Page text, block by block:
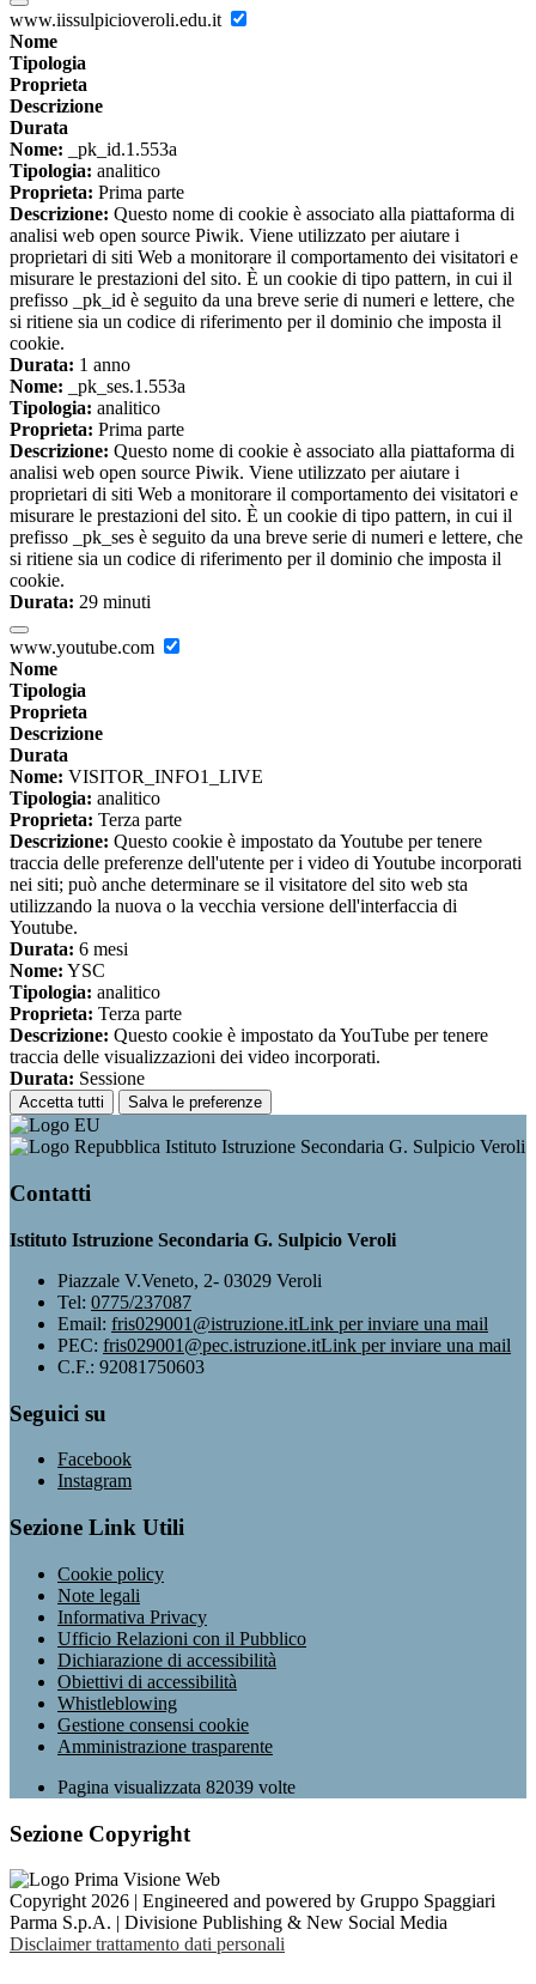
www.iissulpicioveroli.edu.it
Nome
Tipologia
Proprieta
Descrizione
Durata
Nome: _pk_id.1.553a
Tipologia: analitico
Proprieta: Prima parte
Descrizione: Questo nome di cookie è associato alla piattaforma di
analisi web open source Piwik. Viene utilizzato per aiutare i
proprietari di siti Web a monitorare il comportamento dei visitatori e
misurare le prestazioni del sito. È un cookie di tipo pattern, in cui il
prefisso _pk_id è seguito da una breve serie di numeri e lettere, che
si ritiene sia un codice di riferimento per il dominio che imposta il
cookie.
Durata: 1 anno
Nome: _pk_ses.1.553a
Tipologia: analitico
Proprieta: Prima parte
Descrizione: Questo nome di cookie è associato alla piattaforma di
analisi web open source Piwik. Viene utilizzato per aiutare i
proprietari di siti Web a monitorare il comportamento dei visitatori e
misurare le prestazioni del sito. È un cookie di tipo pattern, in cui il
prefisso _pk_ses è seguito da una breve serie di numeri e lettere, che
si ritiene sia un codice di riferimento per il dominio che imposta il
cookie.
Durata: 29 minuti
www.youtube.com
Nome
Tipologia
Proprieta
Descrizione
Durata
Nome: VISITOR_INFO1_LIVE
Tipologia: analitico
Proprieta: Terza parte
Descrizione: Questo cookie è impostato da Youtube per tenere
traccia delle preferenze dell'utente per i video di Youtube incorporati
nei siti; può anche determinare se il visitatore del sito web sta
utilizzando la nuova o la vecchia versione dell'interfaccia di
Youtube.
Durata: 6 mesi
Nome: YSC
Tipologia: analitico
Proprieta: Terza parte
Descrizione: Questo cookie è impostato da YouTube per tenere
traccia delle visualizzazioni dei video incorporati.
Durata: Sessione
Accetta tutti Salva le preferenze
Istituto Istruzione Secondaria G. Sulpicio Veroli
Contatti
Istituto Istruzione Secondaria G. Sulpicio Veroli
Piazzale V.Veneto, 2- 03029 Veroli
Tel: 0775/237087
Email: fris029001@istruzione.itLink per inviare una mail
PEC: fris029001@pec.istruzione.itLink per inviare una mail
C.F.: 92081750603
Seguici su
Facebook
Instagram
Sezione Link Utili
Cookie policy
Note legali
Informativa Privacy
Ufficio Relazioni con il Pubblico
Dichiarazione di accessibilità
Obiettivi di accessibilità
Whistleblowing
Gestione consensi cookie
Amministrazione trasparente
Pagina visualizzata 82039 volte
Sezione Copyright
Copyright 2026 | Engineered and powered by Gruppo Spaggiari
Parma S.p.A. | Divisione Publishing & New Social Media
Disclaimer trattamento dati personali